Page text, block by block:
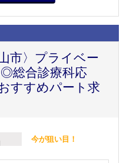
市〉プライベー
総合診療科応
すすめパート求
今が狙い目！